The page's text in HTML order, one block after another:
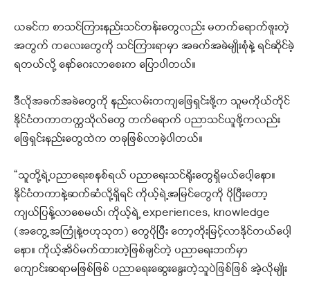
ယခင်က စာသင်ကြားနည်းသင်တန်းတွေလည်း မတက်ရောက်ဖူးတဲ့
အတွက် ကလေးတွေကို သင်ကြားရာမှာ အခက်အခဲမျိုးစုံနဲ့ ရင်ဆိုင်ခဲ့
ရတယ်လို့ နော်ဂေးလာစေးက ပြောပါတယ်။
ဒီလိုအခက်အခဲတွေကို နည်းလမ်းတကျဖြေရှင်းဖို့က သူမကိုယ်တိုင်
နိုင်ငံတကာတက္ကသိုလ်တွေ တက်ရောက် ပညာသင်ယူဖို့ကလည်း
ဖြေရှင်းနည်းတွေထဲက တခုဖြစ်လာခဲ့ပါတယ်။
“သူတို့ရဲ့ပညာရေးစနစ်ရယ် ပညာရေးသင်ရိုးတွေရှိမယ်ပေါ့နော။
နိုင်ငံတကာနဲ့ဆက်ဆံလို့ရှိရင် ကိုယ့်ရဲ့အမြင်တွေကို ပိုပြီးတော့
ကျယ်ပြန့်လာစေမယ်၊ ကိုယ့်ရဲ့ experiences, knowledge
(အတွေ့အကြုံနဲ့ဗဟုသုတ) တွေပိုပြီး တော့တိုးမြင့်လာနိုင်တယ်ပေါ့
နော။ ကိုယ့်အိပ်မက်ထားတဲ့ဖြစ်ချင်တဲ့ ပညာရေးဘက်မှာ
ကျောင်းဆရာမဖြစ်ဖြစ် ပညာရေးဆွေးနွေးတဲ့သူပဲဖြစ်ဖြစ် အဲ့လိုမျိုး